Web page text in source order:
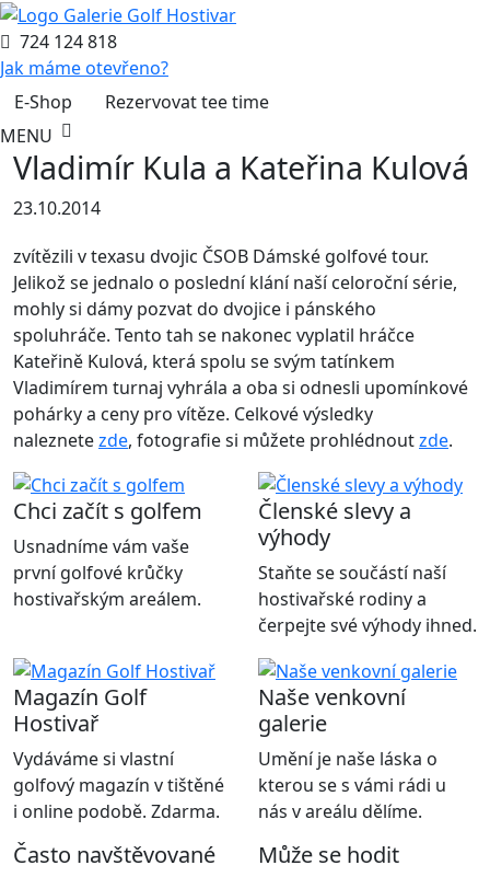
724 124 818
Jak máme otevřeno?
E-Shop
Rezervovat tee time
MENU
Vladimír Kula a Kateřina Kulová
23.10.2014
zvítězili v texasu dvojic ČSOB Dámské golfové tour.
Jelikož se jednalo o poslední klání naší celoroční série,
mohly si dámy pozvat do dvojice i pánského
spoluhráče. Tento tah se nakonec vyplatil hráčce
Kateřině Kulová, která spolu se svým tatínkem
Vladimírem turnaj vyhrála a oba si odnesli upomínkové
pohárky a ceny pro vítěze. Celkové výsledky
naleznetezde, fotografie si můžete prohlédnoutzde.
Chci začít s golfem
Usnadníme vám vaše
první golfové krůčky
hostivařským areálem.
Členské slevy a
výhody
Staňte se součástí naší
hostivařské rodiny a
čerpejte své výhody ihned.
Magazín Golf
Hostivař
Vydáváme si vlastní
golfový magazín v tištěné
i online podobě. Zdarma.
Naše venkovní
galerie
Umění je naše láska o
kterou se s vámi rádi u
nás v areálu dělíme.
Často navštěvované Může se hodit